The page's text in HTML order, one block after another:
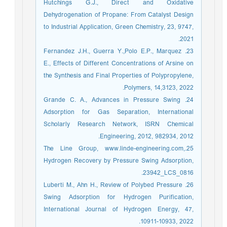
Hutchings G.J., Direct and Oxidative
Dehydrogenation of Propane: From Catalyst Design
to Industrial Application, Green Chemistry, 23, 9747,
2021.
23. Fernandez J.H., Guerra Y.,Polo E.P., Marquez
E., Effects of Different Concentrations of Arsine on
the Synthesis and Final Properties of Polypropylene,
Polymers, 14,3123, 2022.
24. Grande C. A., Advances in Pressure Swing
Adsorption for Gas Separation, International
Scholarly Research Network, ISRN Chemical
Engineering, 2012, 982934, 2012.
25.The Line Group, www.linde-engineering.com,
Hydrogen Recovery by Pressure Swing Adsorption,
23942_LCS_0816.
26. Luberti M., Ahn H., Review of Polybed Pressure
Swing Adsorption for Hydrogen Purification,
International Journal of Hydrogen Energy, 47,
10911-10933, 2022.